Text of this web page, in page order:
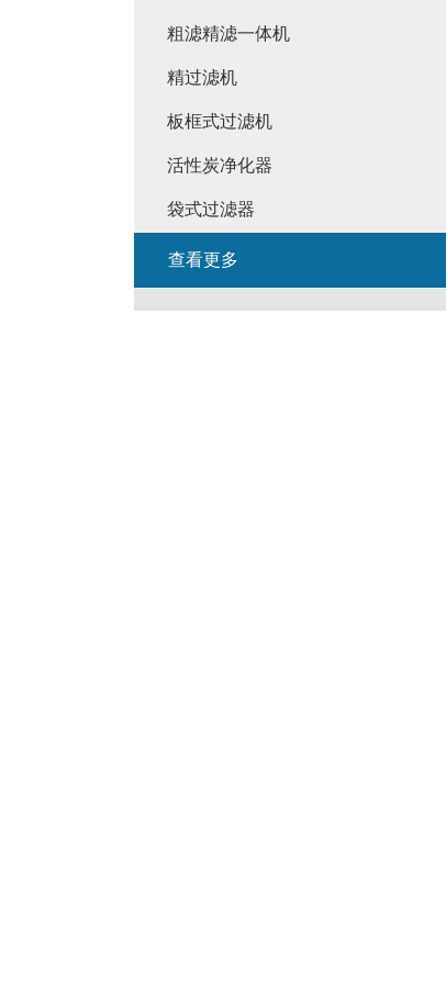
粗滤精滤一体机
精过滤机
板框式过滤机
活性炭净化器
袋式过滤器
查看更多